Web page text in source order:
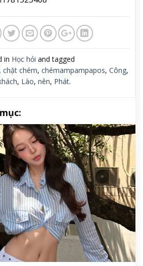
in Học hỏi and tagged
chặt chém, chémampampapos, Công,
, Lào, nên, Phát.